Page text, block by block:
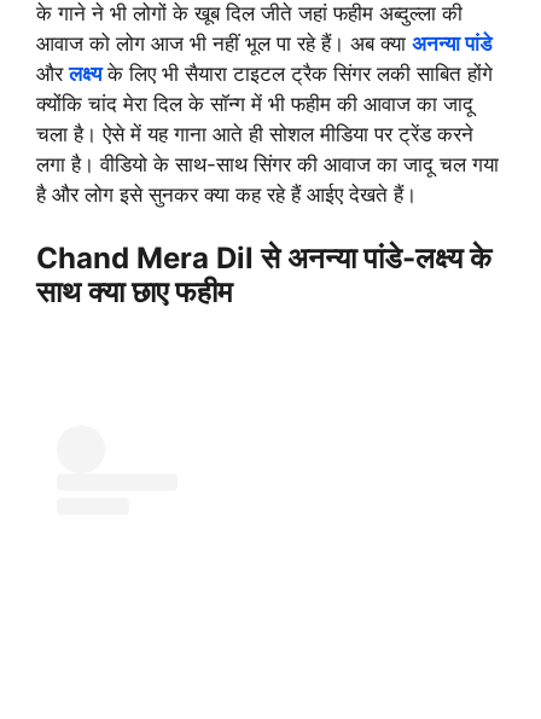
के गाने ने भी लोगों के खूब दिल जीते जहां फहीम अब्दुल्ला की
आवाज को लोग आज भी नहीं भूल पा रहे हैं। अब क्या अनन्या पांडे
औरलक्ष्य के लिए भी सैयारा टाइटल ट्रैक सिंगर लकी साबित होंगे
क्योंकि चांद मेरा दिल के सॉन्ग में भी फहीम की आवाज का जादू
चला है। ऐसे में यह गाना आते ही सोशल मीडिया पर ट्रेंड करने
लगा है। वीडियो के साथ-साथ सिंगर की आवाज का जादू चल गया
है और लोग इसे सुनकर क्या कह रहे हैं आईए देखते हैं।
Chand Mera Dil से अनन्या पांडे-लक्ष्य के
साथ क्या छाए फहीम